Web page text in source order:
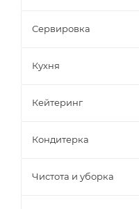
Сервировка
Кухня
Кейтеринг
Кондитерка
Чистота и уборка